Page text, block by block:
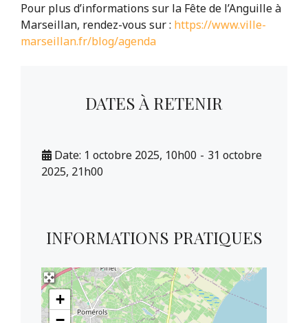
Pour plus d’informations sur la Fête de l’Anguille à
Marseillan, rendez-vous sur : https://www.ville-
marseillan.fr/blog/agenda
DATES À RETENIR
Date: 1 octobre 2025, 10h00 - 31 octobre
2025, 21h00
INFORMATIONS PRATIQUES
+